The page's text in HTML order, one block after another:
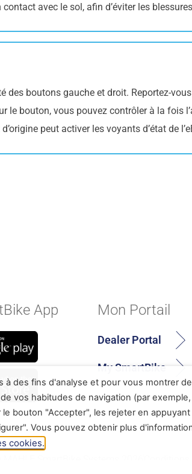
avec le sol, afin d’éviter les
boutons gauche et droit. Reportez-
le bouton, vous pouvez contrôler à la fois
peut activer les voyants d’état de
App Mon Portail
Dealer Portal
My SmartBike
des fins d'analyse et pour vous montrer
vos habitudes de navigation (par
bouton "Accepter", les rejeter en
Vous pouvez obtenir plus
cookies.